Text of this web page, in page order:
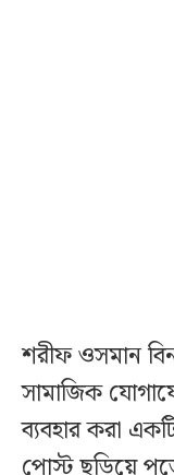
শরীফ ওসমান
সামাজিক
ব্যবহার করা